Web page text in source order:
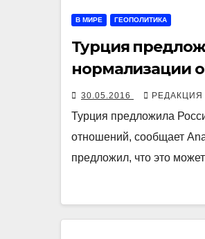
В МИРЕ ГЕОПОЛИТИКА
Турция
нормализации
30.05.2016 РЕДАКЦИЯ
Турция предложила
отношений, сообщает
предложил, что это